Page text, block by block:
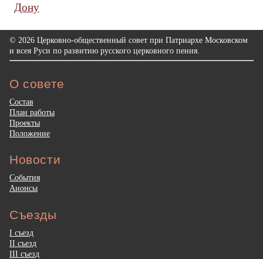
Дону
© 2026 Церковно-общественный совет при Патриархе Московском
и всея Руси по развитию русского церковного пения.
О совете
Состав
План работы
Проекты
Положение
Новости
События
Анонсы
Съезды
I съезд
II съезд
III съезд